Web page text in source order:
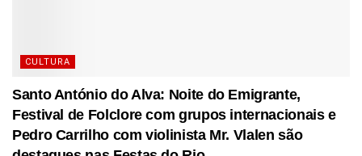
CULTURA
Santo António do Alva: Noite do Emigrante,
Festival de Folclore com grupos internacionais e
Pedro Carrilho com violinista Mr. Vlalen são